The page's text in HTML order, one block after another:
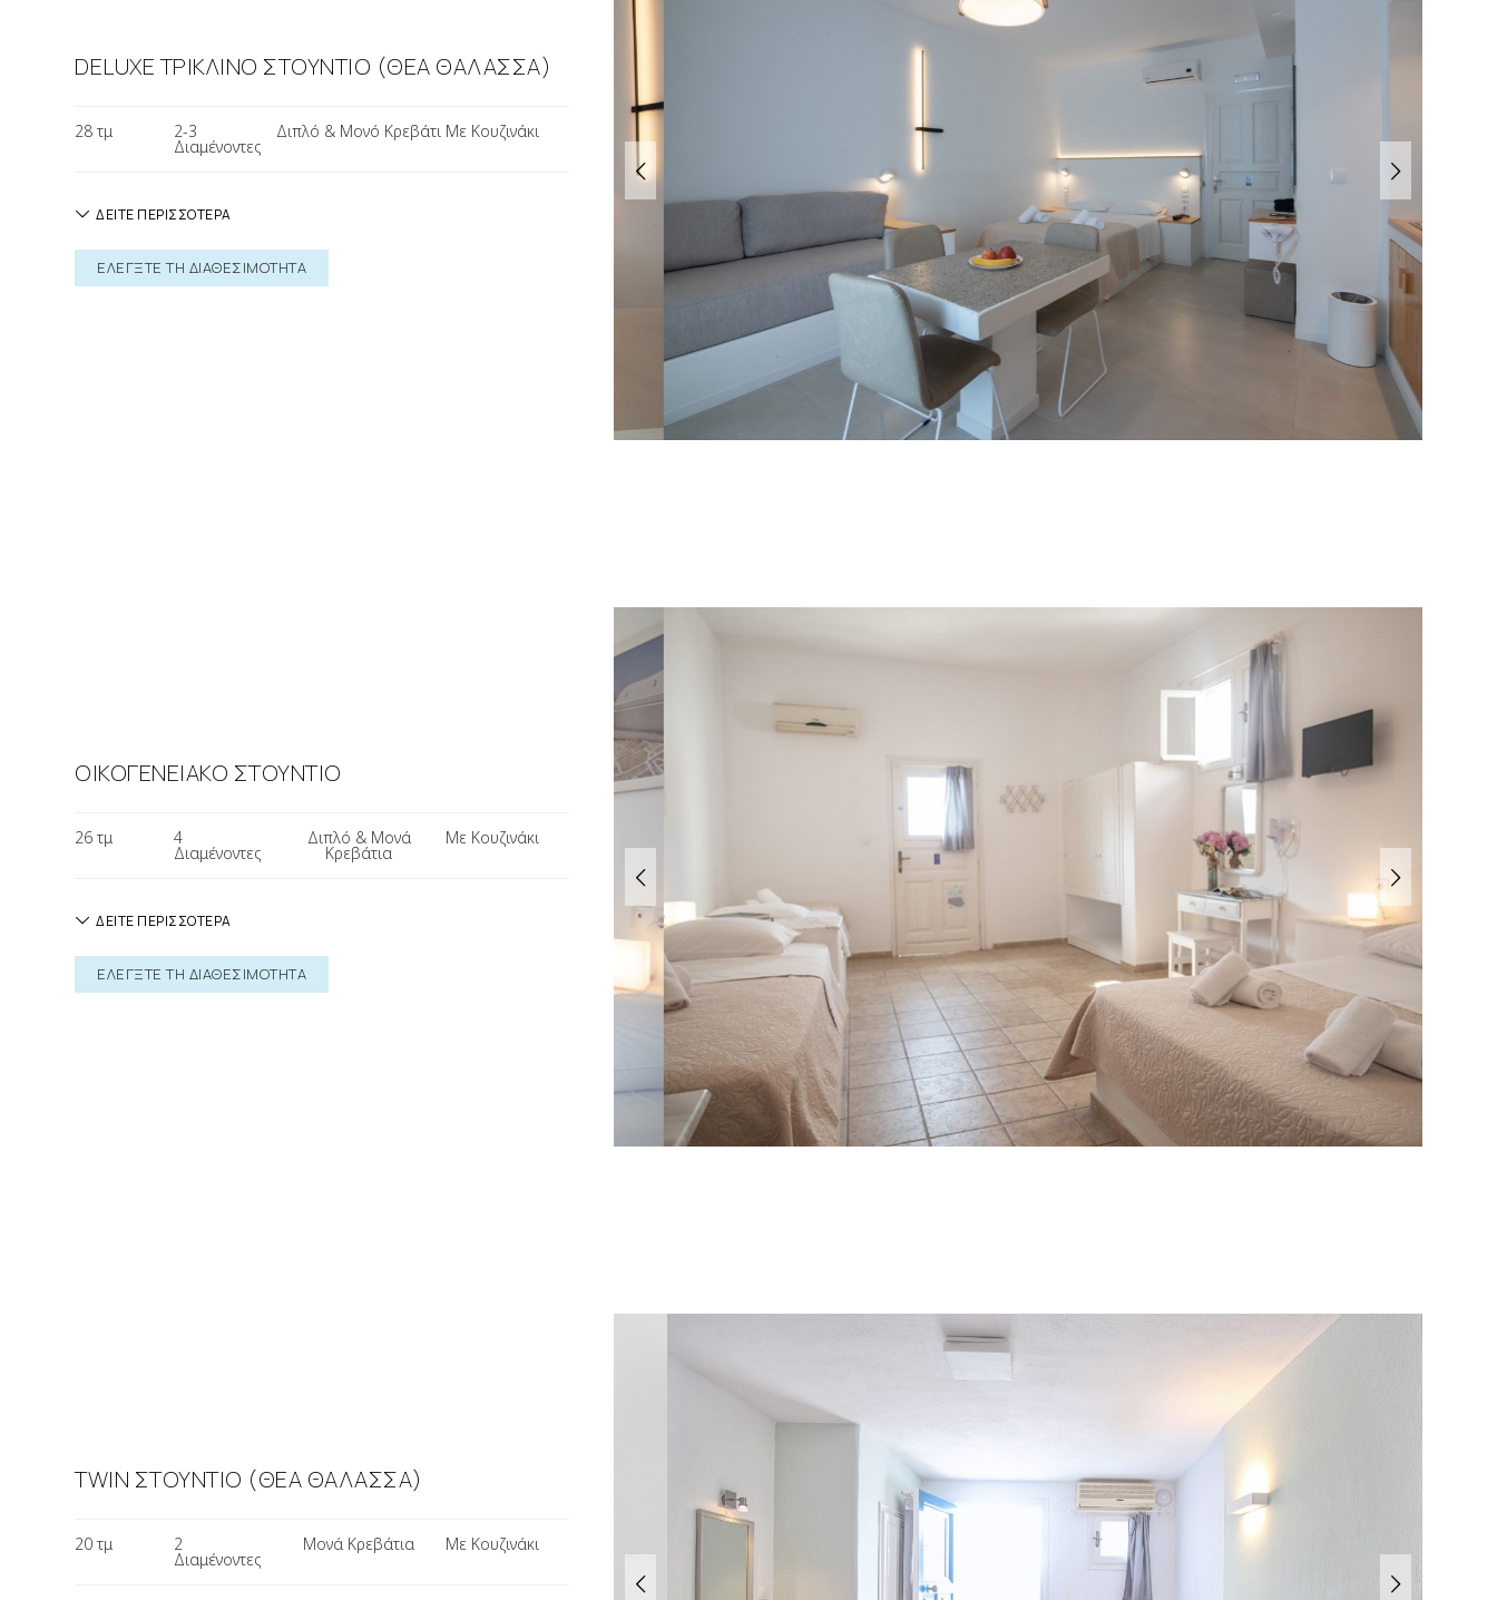
DELUXE ΤΡΙΚΛΙΝΟ ΣΤΟΥΝΤΙΟ (ΘΕΑ ΘΑΛΑΣΣΑ)
28 τμ 2-3
Διαμένοντες
Διπλό & Μονό Κρεβάτι Με Κουζινάκι
ΔΕΙΤΕ ΠΕΡΙΣΣΟΤΕΡΑ
ΕΛΕΓΞΤΕ ΤΗ ΔΙΑΘΕΣΙΜΟΤΗΤΑ
ΟΙΚΟΓΕΝΕΙΑΚΟ ΣΤΟΥΝΤΙΟ
26 τμ​ 4
Διαμένοντες
Διπλό & Μονά
Κρεβάτια
Με Κουζινάκι
ΔΕΙΤΕ ΠΕΡΙΣΣΟΤΕΡΑ
ΕΛΕΓΞΤΕ ΤΗ ΔΙΑΘΕΣΙΜΟΤΗΤΑ
TWIN ΣΤΟΥΝΤΙΟ (ΘΕΑ ΘΑΛΑΣΣΑ)
20 τμ​ 2
Διαμένοντες
Μονά Κρεβάτια Με Κουζινάκι